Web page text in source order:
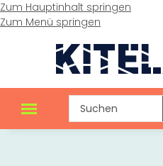
Zum Hauptinhalt springen
Zum Menü springen